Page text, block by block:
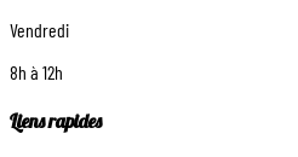
Vendredi
8h à 12h
Liens rapides